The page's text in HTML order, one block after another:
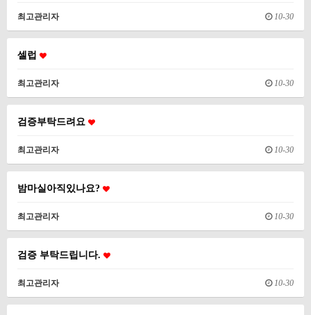
최고관리자 10-30
셀럽
최고관리자 10-30
검증부탁드려요
최고관리자 10-30
밤마실아직있나요?
최고관리자 10-30
검증 부탁드립니다.
최고관리자 10-30